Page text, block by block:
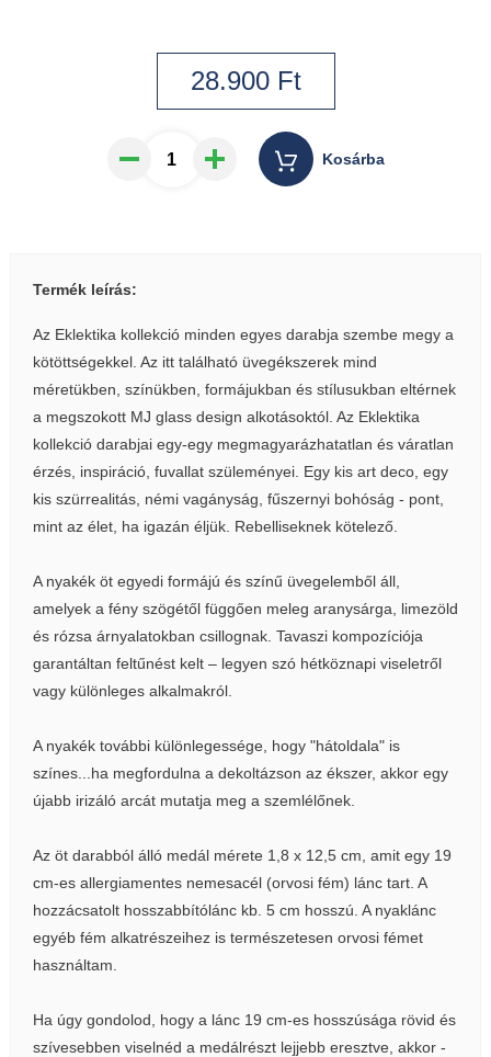
28.900Ft
Kosárba
Termék leírás:
Az Eklektika kollekció minden egyes darabja szembe megy a
kötöttségekkel. Az itt található üvegékszerek mind
méretükben, színükben, formájukban és stílusukban eltérnek
a megszokott MJ glass design alkotásoktól. Az Eklektika
kollekció darabjai egy-egy megmagyarázhatatlan és váratlan
érzés, inspiráció, fuvallat szüleményei. Egy kis art deco, egy
kis szürrealitás, némi vagányság, fűszernyi bohóság - pont,
mint az élet, ha igazán éljük. Rebelliseknek kötelező.
A nyakék öt egyedi formájú és színű üvegelemből áll,
amelyek a fény szögétől függően meleg aranysárga, limezöld
és rózsa árnyalatokban csillognak. Tavaszi kompozíciója
garantáltan feltűnést kelt – legyen szó hétköznapi viseletről
vagy különleges alkalmakról.
A nyakék további különlegessége, hogy "hátoldala" is
színes...ha megfordulna a dekoltázson az ékszer, akkor egy
újabb irizáló arcát mutatja meg a szemlélőnek.
Az öt darabból álló medál mérete 1,8 x 12,5 cm, amit egy 19
cm-es allergiamentes nemesacél (orvosi fém) lánc tart. A
hozzácsatolt hosszabbítólánc kb. 5 cm hosszú. A nyaklánc
egyéb fém alkatrészeihez is természetesen orvosi fémet
használtam.
Ha úgy gondolod, hogy a lánc 19 cm-es hosszúsága rövid és
szívesebben viselnéd a medálrészt lejjebb eresztve, akkor -